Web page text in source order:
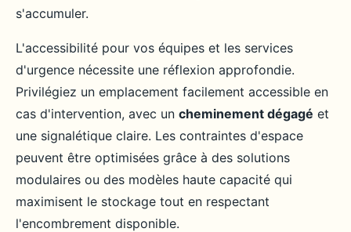
s'accumuler.
L'accessibilité pour vos équipes et les services
d'urgence nécessite une réflexion approfondie.
Privilégiez un emplacement facilement accessible en
cas d'intervention, avec un cheminement dégagé et
une signalétique claire. Les contraintes d'espace
peuvent être optimisées grâce à des solutions
modulaires ou des modèles haute capacité qui
maximisent le stockage tout en respectant
l'encombrement disponible.